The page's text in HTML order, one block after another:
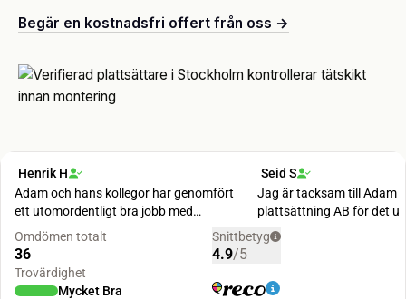
Begär en kostnadsfri offert från oss →